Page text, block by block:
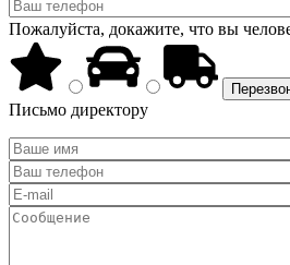
Пожалуйста, докажите, что вы
Письмо директору